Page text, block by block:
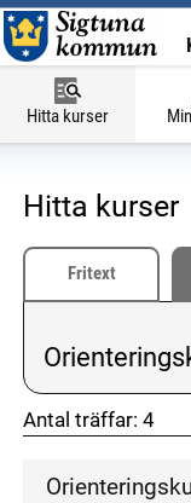
Hitta kurser
Hitta kurser
Fritext
Vald
Antal träffar: 4
don't click me